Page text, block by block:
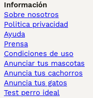
Información
Sobre nosotros
Politica privacidad
Ayuda
Prensa
Condiciones de uso
Anunciar tus mascotas
Anuncia tus cachorros
Anuncia tus gatos
Test perro ideal